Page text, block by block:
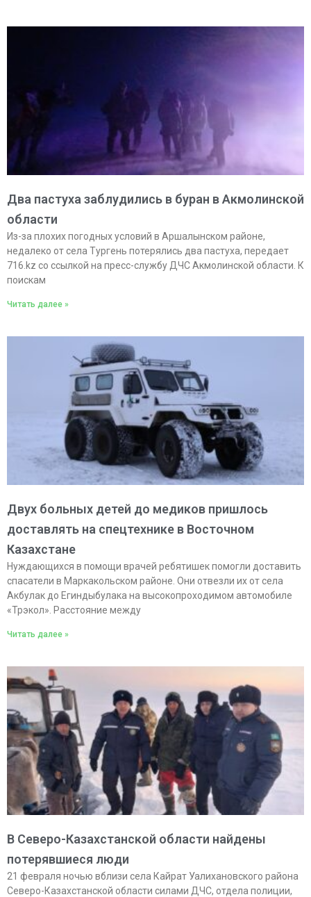
Два пастуха заблудились в буран в Акмолинской
области
Из-за плохих погодных условий в Аршалынском районе,
недалеко от села Тургень потерялись два пастуха, передает
716.kz со ссылкой на пресс-службу ДЧС Акмолинской области. К
поискам
Читать далее »
Двух больных детей до медиков пришлось
доставлять на спецтехнике в Восточном
Казахстане
Нуждающихся в помощи врачей ребятишек помогли доставить
спасатели в Маркакольском районе. Они отвезли их от села
Акбулак до Егиндыбулака на высокопроходимом автомобиле
«Трэкол». Расстояние между
Читать далее »
В Северо-Казахстанской области найдены
потерявшиеся люди
21 февраля ночью вблизи села Кайрат Уалихановского района
Северо-Казахстанской области силами ДЧС, отдела полиции,